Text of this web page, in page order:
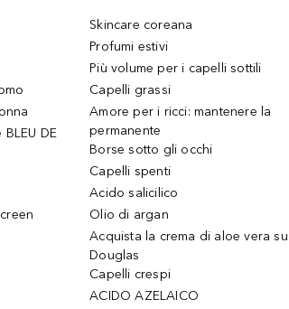
DE
Skincare coreana
Profumi estivi
Più volume per i capelli sottili
Capelli grassi
Amore per i ricci: mantenere la
permanente
Borse sotto gli occhi
Capelli spenti
Acido salicilico
Olio di argan
Acquista la crema di aloe vera su
Douglas
Capelli crespi
ACIDO AZELAICO